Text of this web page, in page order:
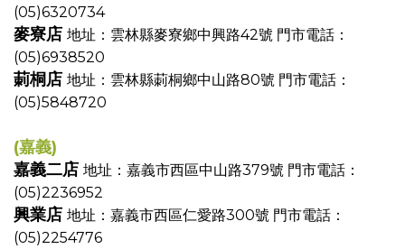
(05)6320734
麥寮店 地址：雲林縣麥寮鄉中興路42號 門市電話：
(05)6938520
莿桐店 地址：雲林縣莿桐鄉中山路80號 門市電話：
(05)5848720
(嘉義)
嘉義二店 地址：嘉義市西區中山路379號 門市電話：
(05)2236952
興業店 地址：嘉義市西區仁愛路300號 門市電話：
(05)2254776